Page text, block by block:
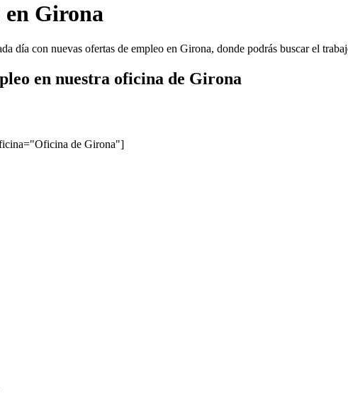
Girona
día con nuevas ofertas de empleo en Girona, donde podrás buscar el
en nuestra oficina de Girona
de Girona"]